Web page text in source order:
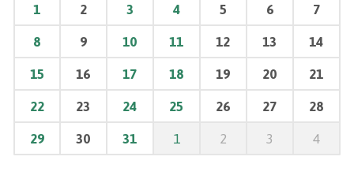
1 2 3 4 5 6 7
8 9 10 11 12 13 14
15 16 17 18 19 20 21
22 23 24 25 26 27 28
29 30 31 1 2 3 4